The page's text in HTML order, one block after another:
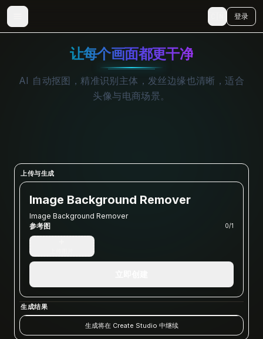
登录
让每个画面都更干净
AI 自动抠图，精准识别主体，发丝边缘也清晰，适合
头像与电商场景。
上传与生成
Image Background Remover
Image Background Remover
参考图
0/1
生成结果
生成将在 Create Studio 中继续